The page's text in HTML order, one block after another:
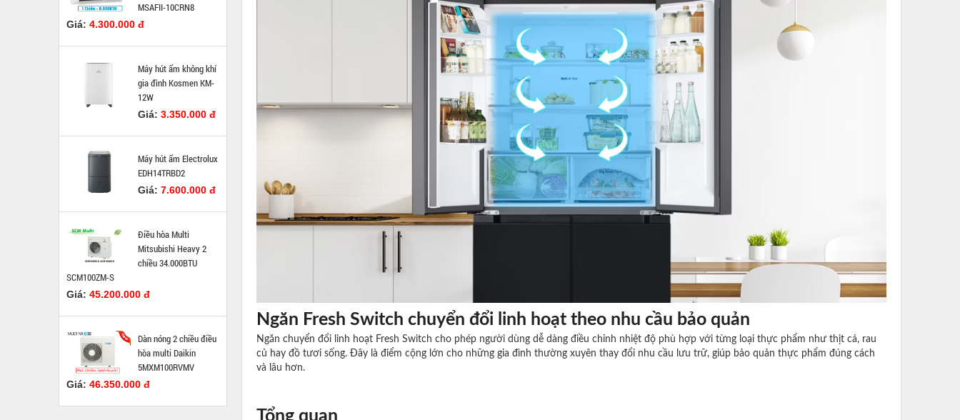
MSAFII-10CRN8
Giá: 4.300.000 đ
Máy hút ẩm không khí
gia đình Kosmen KM-
12W
Giá: 3.350.000 đ
Máy hút ẩm Electrolux
EDH14TRBD2
Giá: 7.600.000 đ
Điều hòa Multi
Mitsubishi Heavy 2
chiều 34.000BTU
SCM100ZM-S
Giá: 45.200.000 đ
Dàn nóng 2 chiều điều
hòa multi Daikin
5MXM100RVMV
Giá: 46.350.000 đ
Ngăn Fresh Switch chuyển đổi linh hoạt theo nhu cầu bảo quản
Ngăn chuyển đổi linh hoạt Fresh Switch cho phép người dùng dễ dàng điều chỉnh nhiệt độ phù hợp với từng loại thực phẩm như thịt cá, rau
củ hay đồ tươi sống. Đây là điểm cộng lớn cho những gia đình thường xuyên thay đổi nhu cầu lưu trữ, giúp bảo quản thực phẩm đúng cách
và lâu hơn.
Tổng quan